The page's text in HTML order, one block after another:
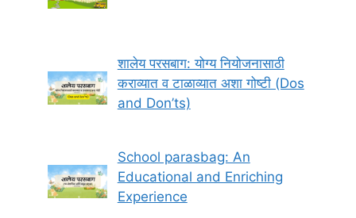
शालेय परसबाग: योग्य नियोजनासाठी
कराव्यात व टाळाव्यात अशा गोष्टी (Dos
and Don’ts)
School parasbag: An
Educational and Enriching
Experience